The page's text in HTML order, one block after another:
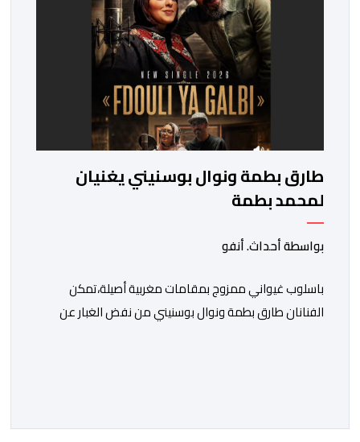
طارق بطمة ونوال بوسنيني يغنيان
لمحمد بطمة
بواسطة أحداث. أنفو
باسلوب غيواني ممزوج بمقامات مغربية أصيلة،تمكن
الفنانان طارق بطمة ونوال بوسنيني من نفض الغبار عن
الفنانان طارق بطمة ونوال بوسنيني أن يعطيا روحا فريدة